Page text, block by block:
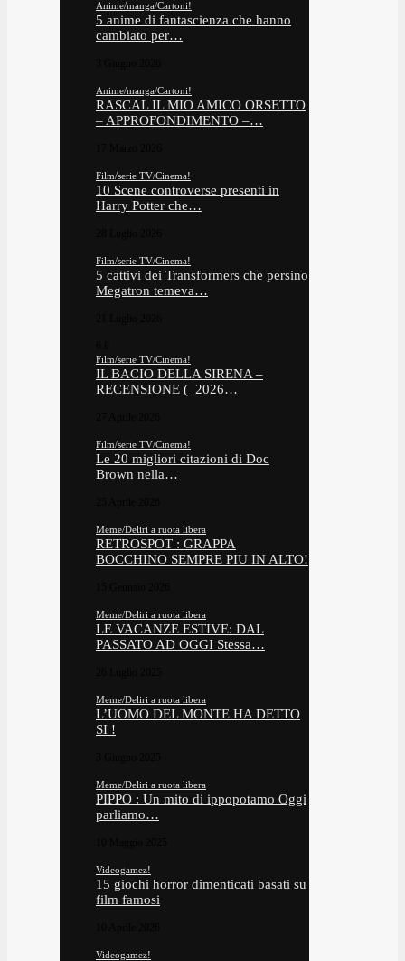
Anime/manga/Cartoni!
5 anime di fantascienza che hanno
cambiato per…
Anime/manga/Cartoni!
RASCAL IL MIO AMICO ORSETTO
– APPROFONDIMENTO –…
Film/serie TV/Cinema!
10 Scene controverse presenti in
Harry Potter che…
Film/serie TV/Cinema!
5 cattivi dei Transformers che persino
Megatron temeva…
Film/serie TV/Cinema!
IL BACIO DELLA SIRENA –
RECENSIONE ( 2026…
Film/serie TV/Cinema!
Le 20 migliori citazioni di Doc
Brown nella…
Meme/Deliri a ruota libera
RETROSPOT : GRAPPA
BOCCHINO SEMPRE PIU IN ALTO!
Meme/Deliri a ruota libera
LE VACANZE ESTIVE: DAL
PASSATO AD OGGI Stessa…
Meme/Deliri a ruota libera
L’UOMO DEL MONTE HA DETTO
SI !
Meme/Deliri a ruota libera
PIPPO : Un mito di ippopotamo Oggi
parliamo…
Videogamez!
15 giochi horror dimenticati basati su
film famosi
Videogamez!